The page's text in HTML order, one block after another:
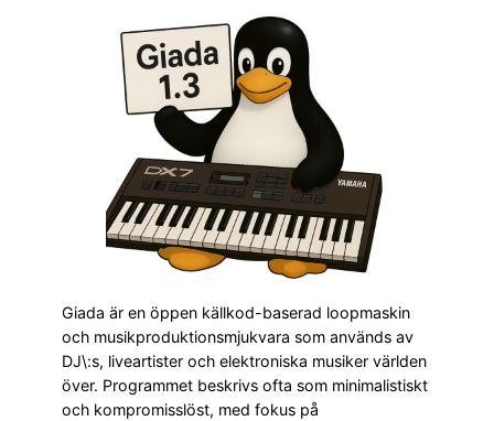
Giada är en öppen källkod-baserad loopmaskin
och musikproduktionsmjukvara som används av
DJ\:s, liveartister och elektroniska musiker världen
över. Programmet beskrivs ofta som minimalistiskt
och kompromisslöst, med fokus på